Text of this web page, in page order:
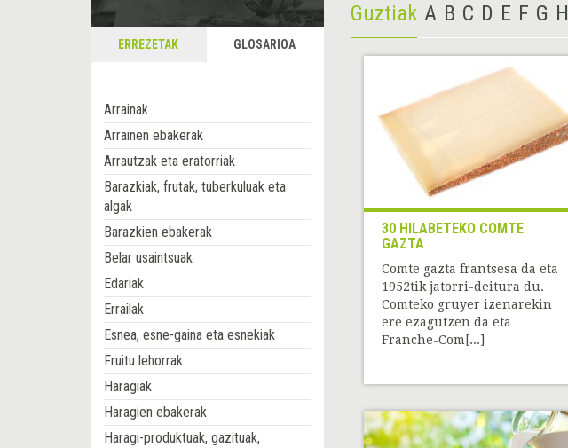
ERREZETAK GLOSARIOA
Arrainak
Arrainen ebakerak
Arrautzak eta eratorriak
Barazkiak, frutak, tuberkuluak eta
algak
Barazkien ebakerak
Belar usaintsuak
Edariak
Errailak
Esnea, esne-gaina eta esnekiak
Fruitu lehorrak
Haragiak
Haragien ebakerak
Haragi-produktuak, gazituak,
Guztiak A B C D E F G H
30 HILABETEKO COMTE
GAZTA
Comte gazta frantsesa da eta
1952tik jatorri-deitura du.
Comteko gruyer izenarekin
ere ezagutzen da eta
Franche-Com[...]